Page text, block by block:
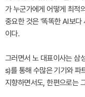
가 누군가에게 어떻게 최적
중요한 것은 '똑똑한 AI보다
이다.
그러면서 노 대표이사는 삼
s)를 통해 수많은 기기와 파
지향하면서도, 한편으로는